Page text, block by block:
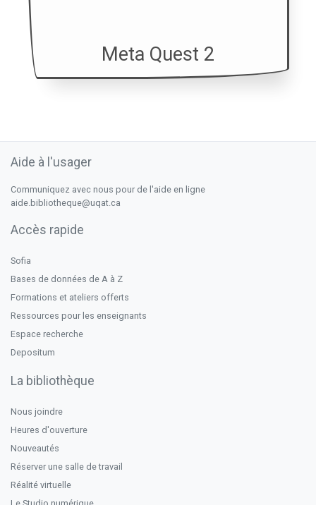
Meta Quest 2
Aide à l'usager
Communiquez avec nous pour de l'aide en ligne
aide.bibliotheque@uqat.ca
Accès rapide
Sofia
Bases de données de A à Z
Formations et ateliers offerts
Ressources pour les enseignants
Espace recherche
Depositum
La bibliothèque
Nous joindre
Heures d'ouverture
Nouveautés
Réserver une salle de travail
Réalité virtuelle